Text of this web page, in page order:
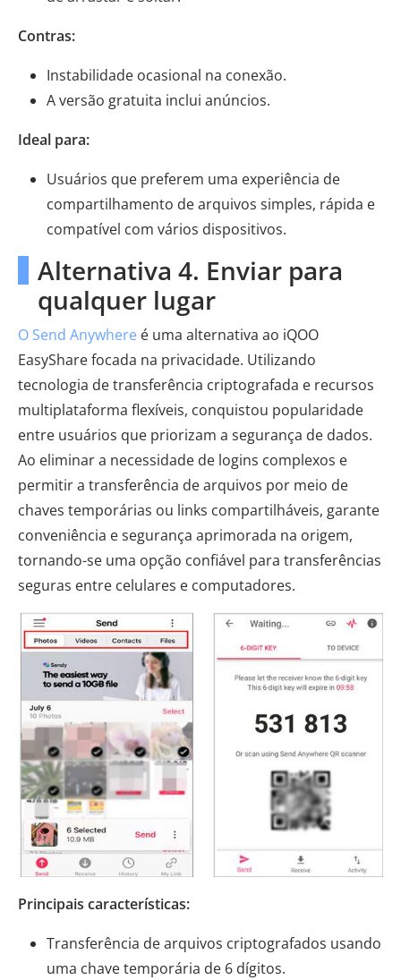
Contras:
Instabilidade ocasional na conexão.
A versão gratuita inclui anúncios.
Ideal para:
Usuários que preferem uma experiência de
compartilhamento de arquivos simples, rápida e
compatível com vários dispositivos.
Alternativa 4. Enviar para
qualquer lugar
O Send Anywhere é uma alternativa ao iQOO
EasyShare focada na privacidade. Utilizando
tecnologia de transferência criptografada e recursos
multiplataforma flexíveis, conquistou popularidade
entre usuários que priorizam a segurança de dados.
Ao eliminar a necessidade de logins complexos e
permitir a transferência de arquivos por meio de
chaves temporárias ou links compartilháveis, garante
conveniência e segurança aprimorada na origem,
tornando-se uma opção confiável para transferências
seguras entre celulares e computadores.
Principais características:
Transferência de arquivos criptografados usando
uma chave temporária de 6 dígitos.